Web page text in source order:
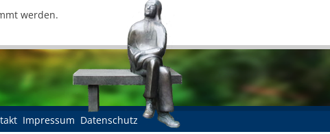
werden.
Impressum Datenschutz